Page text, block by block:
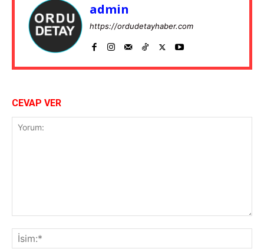
admin
https://ordudetayhaber.com
CEVAP VER